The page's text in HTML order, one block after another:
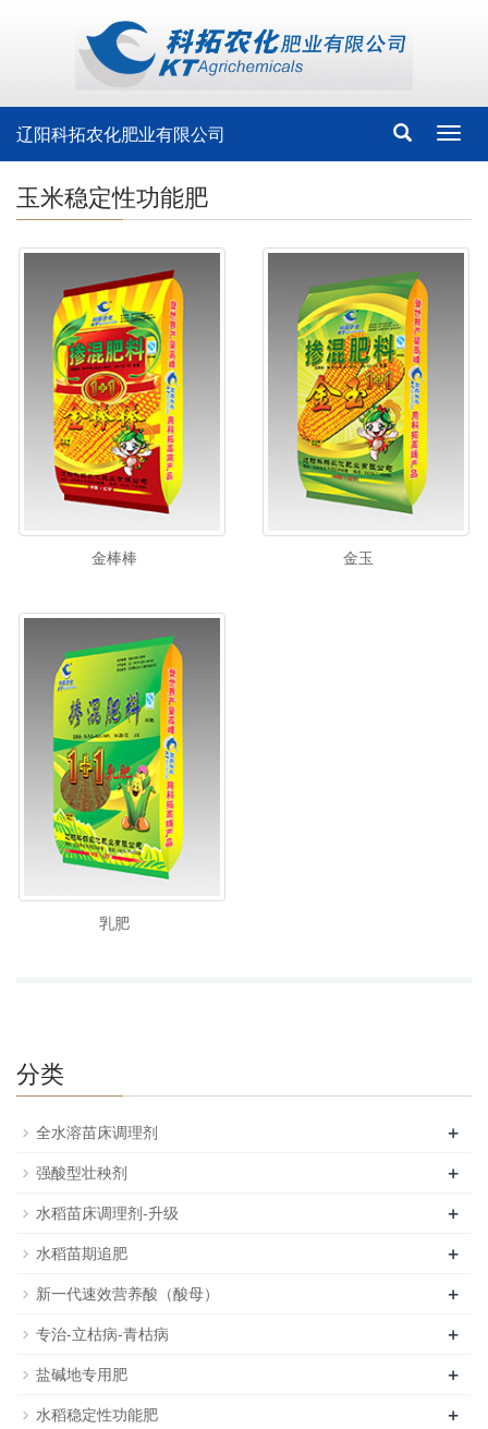
辽阳科拓农化肥业有限公司
玉米稳定性功能肥
金棒棒 金玉
乳肥
分类
全水溶苗床调理剂 +
强酸型壮秧剂 +
水稻苗床调理剂-升级 +
水稻苗期追肥 +
新一代速效营养酸（酸母） +
专治-立枯病-青枯病 +
盐碱地专用肥 +
水稻稳定性功能肥 +